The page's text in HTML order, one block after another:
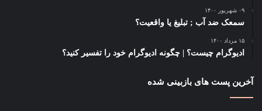
۰۹ شهریور ۱۴۰۰
سمعک ضد آب ; تبلیغ یا واقعیت؟
۱۵ مرداد ۱۴۰۰
ادیوگرام چیست؟ | چگونه ادیوگرام خود را تفسیر کنید؟
آخرین پست های بازبینی شده